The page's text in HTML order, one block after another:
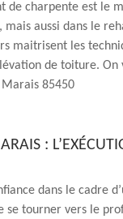
de charpente est le
aussi dans le
maitrisent les
de toiture. On
85450
:
dans le cadre
tourner vers le